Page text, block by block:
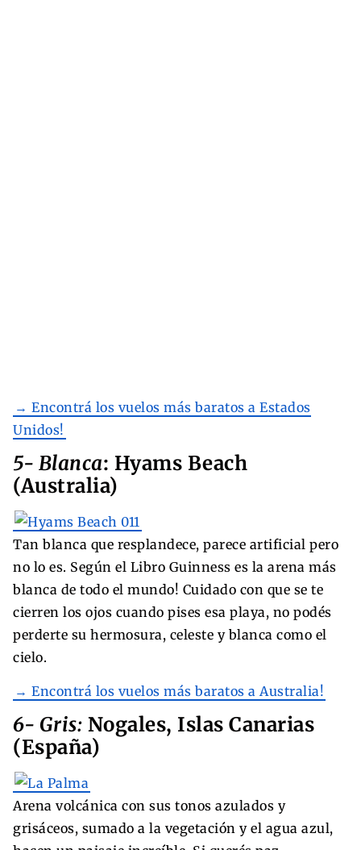
→ Encontrá los vuelos más baratos a Estados
Unidos!
5- Blanca: Hyams Beach
(Australia)
Tan blanca que resplandece, parece artificial pero
no lo es. Según el Libro Guinness es la arena más
blanca de todo el mundo! Cuidado con que se te
cierren los ojos cuando pises esa playa, no podés
perderte su hermosura, celeste y blanca como el
cielo.
→ Encontrá los vuelos más baratos a Australia!
6- Gris: Nogales, Islas Canarias
(España)
Arena volcánica con sus tonos azulados y
grisáceos, sumado a la vegetación y el agua azul,